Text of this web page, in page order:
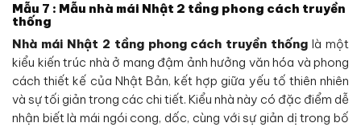
Mẫu 7 : Mẫu nhà mái Nhật 2 tầng phong cách truyền
thống
Nhà mái Nhật 2 tầng phong cách truyền thống là một
kiểu kiến trúc nhà ở mang đậm ảnh hưởng văn hóa và phong
cách thiết kế của Nhật Bản, kết hợp giữa yếu tố thiên nhiên
và sự tối giản trong các chi tiết. Kiểu nhà này có đặc điểm dễ
nhận biết là mái ngói cong, dốc, cùng với sự giản dị trong bố